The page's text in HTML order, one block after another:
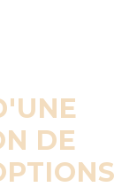
DE